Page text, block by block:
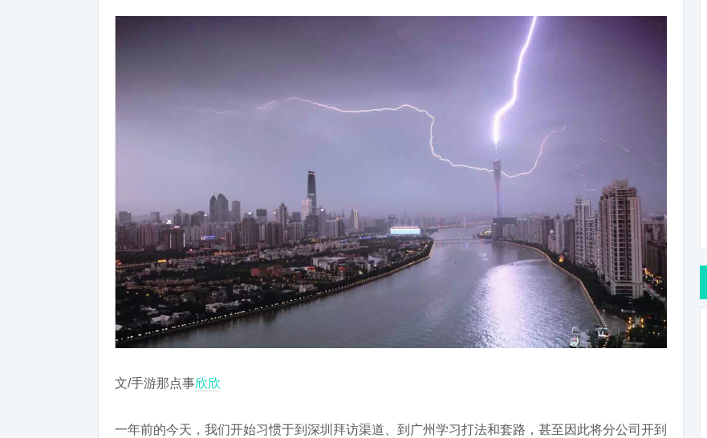
文/手游那点事欣欣
一年前的今天，我们开始习惯于到深圳拜访渠道、到广州学习打法和套路，甚至因此将分公司开到